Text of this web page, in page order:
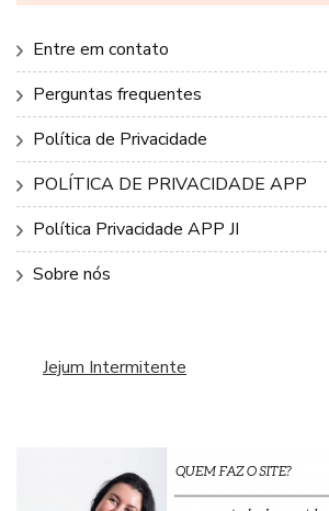
Entre em contato
Perguntas frequentes
Política de Privacidade
POLÍTICA DE PRIVACIDADE APP
Política Privacidade APP JI
Sobre nós
Jejum Intermitente